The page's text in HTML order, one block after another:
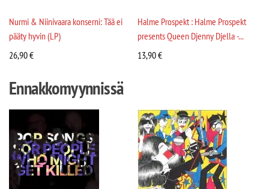
Nurmi & Niinivaara konserni: Tää ei
pääty hyvin (LP)
26,90€
Halme Prospekt : Halme Prospekt
presents Queen Djenny Djella -...
13,90€
Ennakkomyynnissä